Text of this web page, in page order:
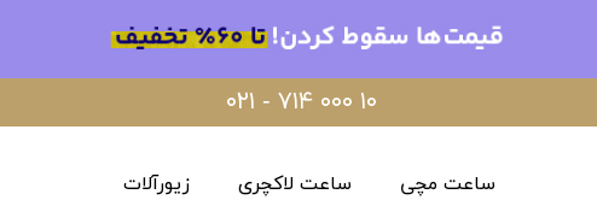
۰۲۱ - ۷۱۴ ۰۰۰ ۱۰
ساعت مچی ساعت لاکچری زیورآلات